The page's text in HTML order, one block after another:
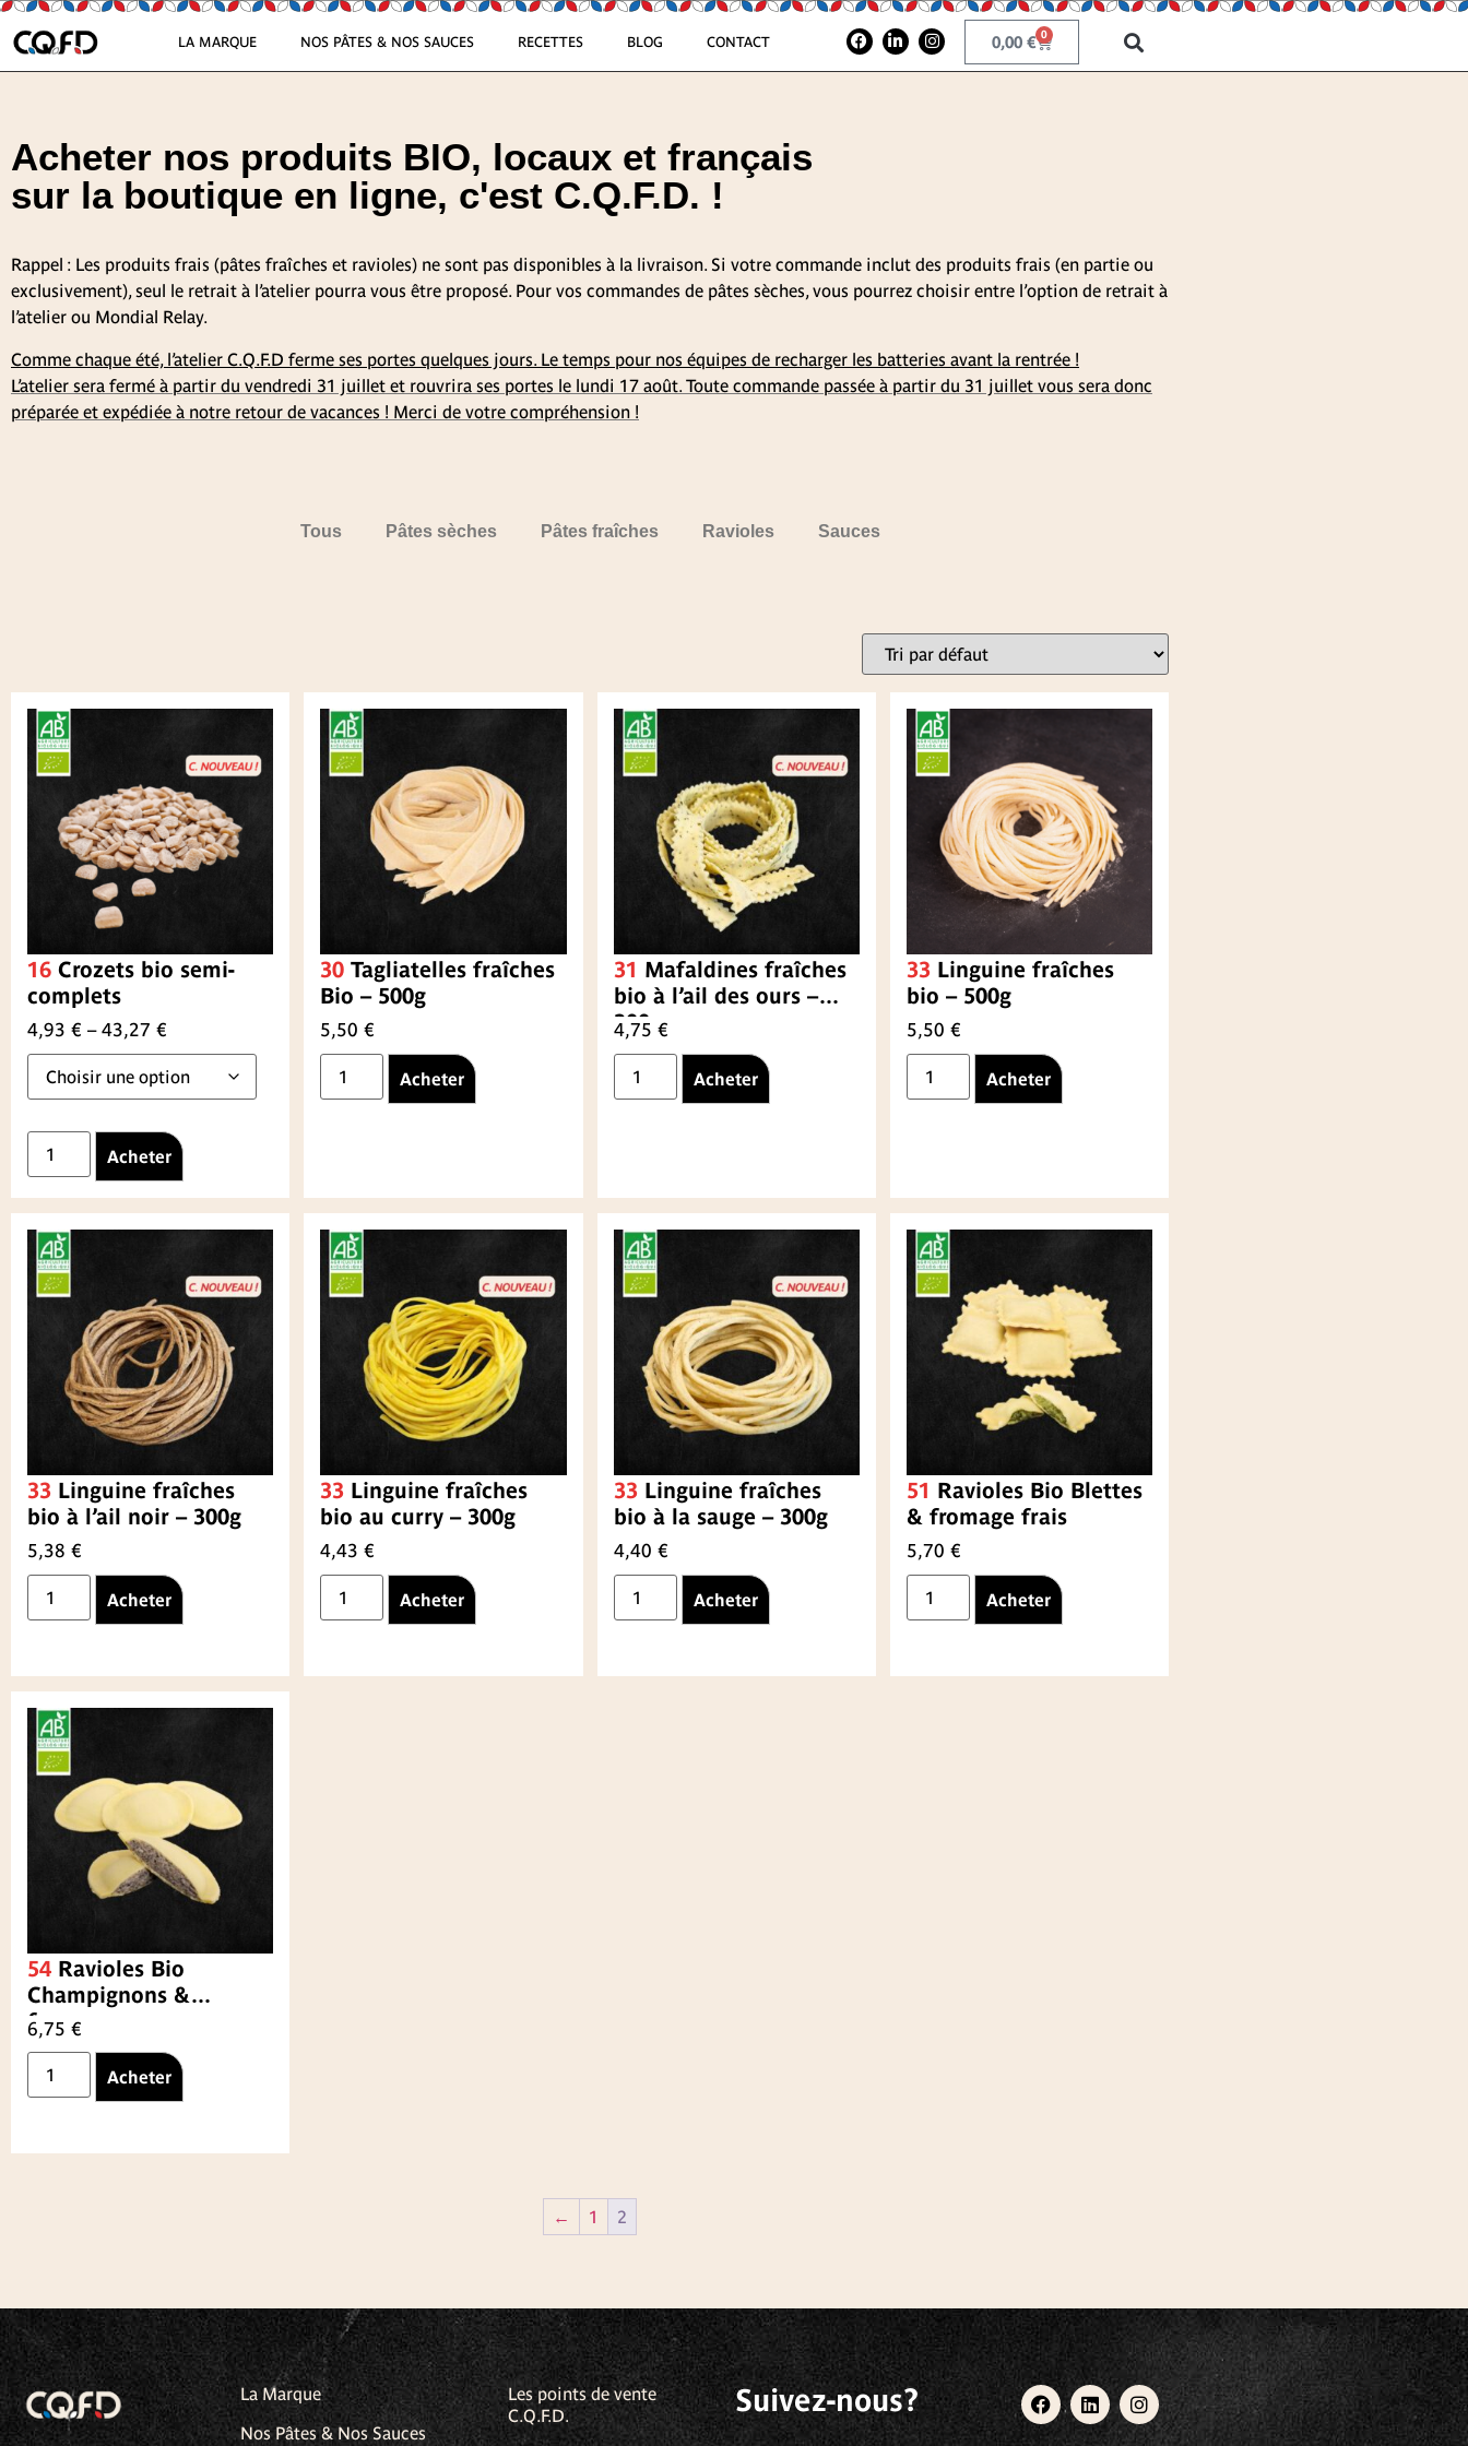
LA MARQUE NOS PÂTES & NOS SAUCES RECETTES BLOG CONTACT 0,00 € 0
Acheter nos produits BIO, locaux et français
sur la boutique en ligne, c'est C.Q.F.D. !
Rappel : Les produits frais (pâtes fraîches et ravioles) ne sont pas disponibles à la livraison. Si votre commande inclut des produits frais (en partie ou
exclusivement), seul le retrait à l’atelier pourra vous être proposé. Pour vos commandes de pâtes sèches, vous pourrez choisir entre l’option de retrait à
l’atelier ou Mondial Relay.
Comme chaque été, l’atelier C.Q.F.D ferme ses portes quelques jours. Le temps pour nos équipes de recharger les batteries avant la rentrée !
L’atelier sera fermé à partir du vendredi 31 juillet et rouvrira ses portes le lundi 17 août. Toute commande passée à partir du 31 juillet vous sera donc
préparée et expédiée à notre retour de vacances ! Merci de votre compréhension !
Tous Pâtes sèches Pâtes fraîches Ravioles Sauces
16 Crozets bio semi-
complets
4,93 € – 43,27 €
Acheter
30 Tagliatelles fraîches
Bio – 500g
5,50€
Acheter
31 Mafaldines fraîches
bio à l’ail des ours –
300g
4,75 €
Acheter
33Linguine fraîches
bio – 500g
5,50 €
Acheter
33 Linguine fraîches
bio à l’ail noir – 300g
5,38 €
Acheter
33 Linguine fraîches
bio au curry – 300g
4,43€
Acheter
33Linguine fraîches
bio à la sauge – 300g
4,40 €
Acheter
51 Ravioles Bio Blettes
& fromage frais
5,70 €
Acheter
54 Ravioles Bio
Champignons &
fromage
6,75 €
Acheter
← 1 2
La Marque
Nos Pâtes & Nos Sauces
Les points de vente
C.Q.F.D.
Suivez-nous?